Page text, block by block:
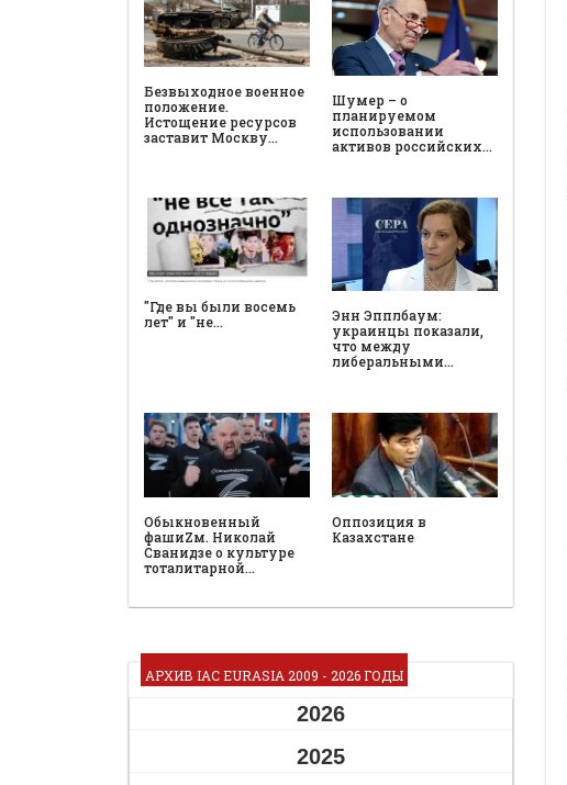
Безвыходное военное
положение.
Истощение ресурсов
заставит Москву…
Шумер – о
планируемом
использовании
активов российских…
"Где вы были восемь
лет" и "не…
Энн Эпплбаум:
украинцы показали,
что между
либеральными…
Обыкновенный
фашиZм. Николай
Сванидзе о культуре
тоталитарной…
Оппозиция в
Казахстане
АРХИВ IAC EURASIA 2009 - 2026 ГОДЫ
2026
2025